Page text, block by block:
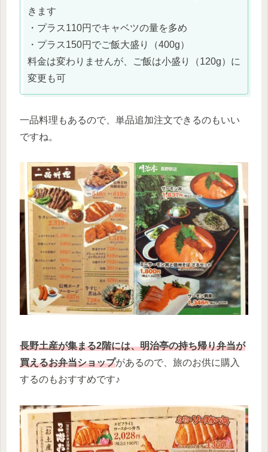
きます
・プラス110円でキャベツの量を多め
・プラス150円でご飯大盛り（400g）
料金は変わりませんが、ご飯は小盛り（120g）に
変更も可
一品料理もあるので、単品追加注文できるのもいい
ですね。
長野土産が集まる2階には、明治亭の持ち帰り弁当が
買えるお弁当ショップがあるので、旅のお供に購入
するのもおすすめです♪